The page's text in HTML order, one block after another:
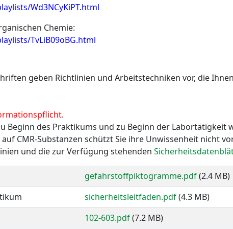
Wd3NCyKiPT.html
Chemie:
TvLiB09oBG.html
geben Richtlinien und Arbeitstechniken vor, die
.
Beginn des Praktikums und zu Beginn der Labortätigkeit
CMR-Substanzen schützt Sie ihre Unwissenheit nicht
und die zur Verfügung stehenden
gefahrstoffpiktogramme.pdf(2.4 MB)
sicherheitsleitfaden.pdf(4.3 MB)
102-603.pdf(7.2 MB)